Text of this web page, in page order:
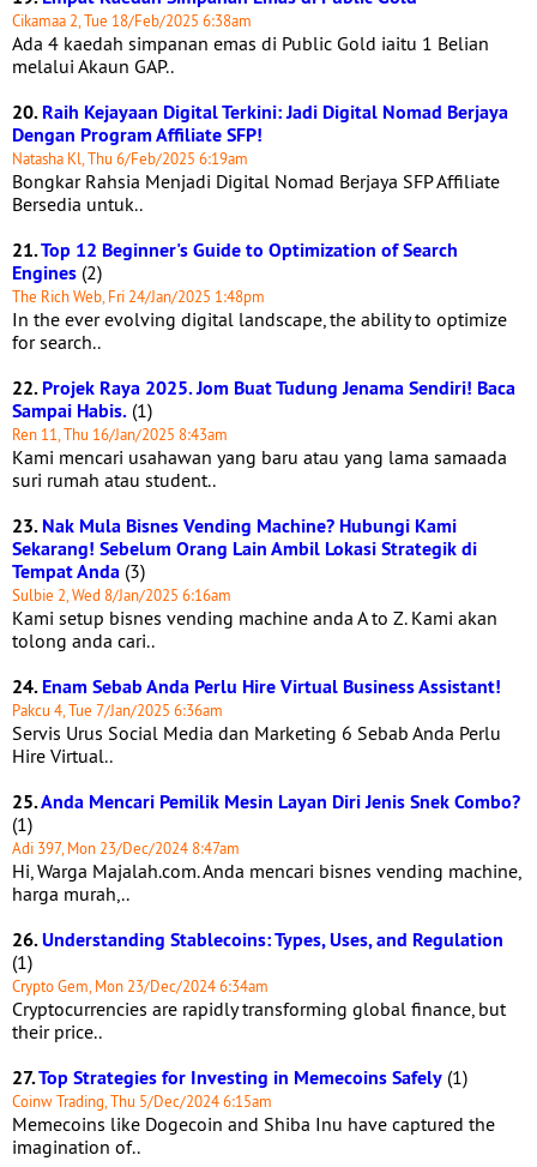
Cikamaa 2, Tue 18/Feb/2025 6:38am
Ada 4 kaedah simpanan emas di Public Gold iaitu 1 Belian
melalui Akaun GAP..
20.Raih Kejayaan Digital Terkini: Jadi Digital Nomad Berjaya
Dengan Program Affiliate SFP!
Natasha Kl, Thu 6/Feb/2025 6:19am
Bongkar Rahsia Menjadi Digital Nomad Berjaya SFP Affiliate
Bersedia untuk..
21.Top 12 Beginner's Guide to Optimization of Search
Engines (2)
The Rich Web, Fri 24/Jan/2025 1:48pm
In the ever evolving digital landscape, the ability to optimize
for search..
22.Projek Raya 2025. Jom Buat Tudung Jenama Sendiri! Baca
Sampai Habis. (1)
Ren 11, Thu 16/Jan/2025 8:43am
Kami mencari usahawan yang baru atau yang lama samaada
suri rumah atau student..
23.Nak Mula Bisnes Vending Machine? Hubungi Kami
Sekarang! Sebelum Orang Lain Ambil Lokasi Strategik di
Tempat Anda (3)
Sulbie 2, Wed 8/Jan/2025 6:16am
Kami setup bisnes vending machine anda A to Z. Kami akan
tolong anda cari..
24.Enam Sebab Anda Perlu Hire Virtual Business Assistant!
Pakcu 4, Tue 7/Jan/2025 6:36am
Servis Urus Social Media dan Marketing 6 Sebab Anda Perlu
Hire Virtual..
25.Anda Mencari Pemilik Mesin Layan Diri Jenis Snek Combo?
(1)
Adi 397, Mon 23/Dec/2024 8:47am
Hi, Warga Majalah.com. Anda mencari bisnes vending machine,
harga murah,..
26.Understanding Stablecoins: Types, Uses, and Regulation
(1)
Crypto Gem, Mon 23/Dec/2024 6:34am
Cryptocurrencies are rapidly transforming global finance, but
their price..
27.Top Strategies for Investing in Memecoins Safely (1)
Coinw Trading, Thu 5/Dec/2024 6:15am
Memecoins like Dogecoin and Shiba Inu have captured the
imagination of..